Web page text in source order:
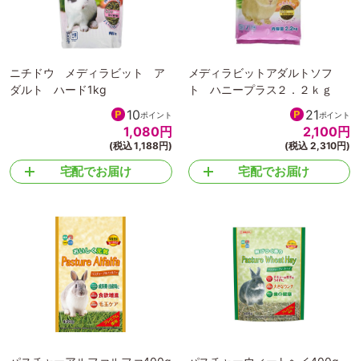
ニチドウ メディラビット ア
ダルト ハード1kg
10ポイント
1,080円
(税込 1,188円)
宅配でお届け
メディラビットアダルトソフ
ト ハニープラス２．２ｋｇ
21ポイント
2,100円
(税込 2,310円)
宅配でお届け